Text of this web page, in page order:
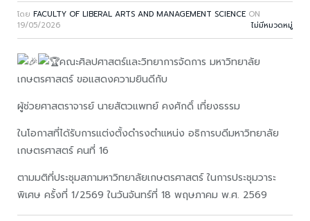
โดย FACULTY OF LIBERAL ARTS AND MANAGEMENT SCIENCE ON
19/05/2026
ไม่มีหมวดหมู่
คณะศิลปศาสตร์และวิทยาการจัดการ มหาวิทยาลัย
เกษตรศาสตร์ ขอแสดงความยินดีกับ
ผู้ช่วยศาสตราจารย์ นายสัตวแพทย์ คงศักดิ์ เที่ยงธรรม
ในโอกาสที่ได้รับการแต่งตั้งดำรงตำแหน่ง อธิการบดีมหาวิทยาลัย
เกษตรศาสตร์ คนที่ 16
ตามมติที่ประชุมสภามหาวิทยาลัยเกษตรศาสตร์ ในการประชุมวาระ
พิเศษ ครั้งที่ 1/2569 ในวันจันทร์ที่ 18 พฤษภาคม พ.ศ. 2569